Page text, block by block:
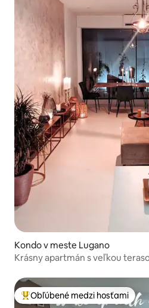
Kondo v meste Lugano
Krásny apartmán s veľkou
Najobľúbenejšie medzi hosťami
Obľúbené medzi hosťami